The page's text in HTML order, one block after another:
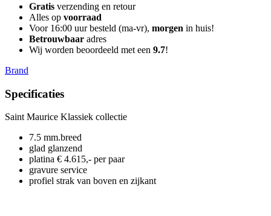
Gratis verzending en retour
Alles op voorraad
Voor 16:00 uur besteld (ma-vr), morgen in huis!
Betrouwbaar adres
Wij worden beoordeeld met een 9.7!
Brand
Specificaties
Saint Maurice Klassiek collectie
7.5 mm.breed
glad glanzend
platina € 4.615,- per paar
gravure service
profiel strak van boven en zijkant